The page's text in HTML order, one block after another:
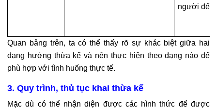
người để
Quan bảng trên, ta có thể thấy rõ sự khác biệt giữa hai
dạng hưởng thừa kế và nên thực hiện theo dạng nào để
phù hợp với tình huống thực tế.
3. Quy trình, thủ tục khai thừa kế
Mặc dù có thể nhận diện được các hình thức để được